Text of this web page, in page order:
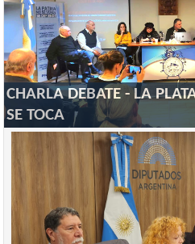
CHARLA DEBATE - LA
SE TOCA